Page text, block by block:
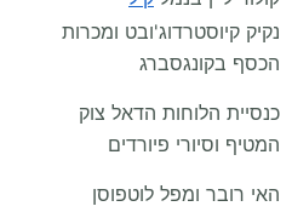
נקיק קיוסטרדוג'ובט ומכרות
הכסף בקונגסברג
כנסיית הלוחות הדאל צוק
המטיף וסיורי פיורדים
האי רובר ומפל לוטפוסן